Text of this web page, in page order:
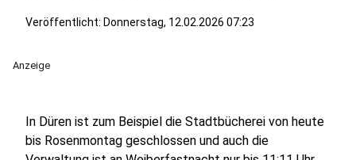
Veröffentlicht: Donnerstag, 12.02.2026 07:23
Anzeige
In Düren ist zum Beispiel die Stadtbücherei von heute
bis Rosenmontag geschlossen und auch die